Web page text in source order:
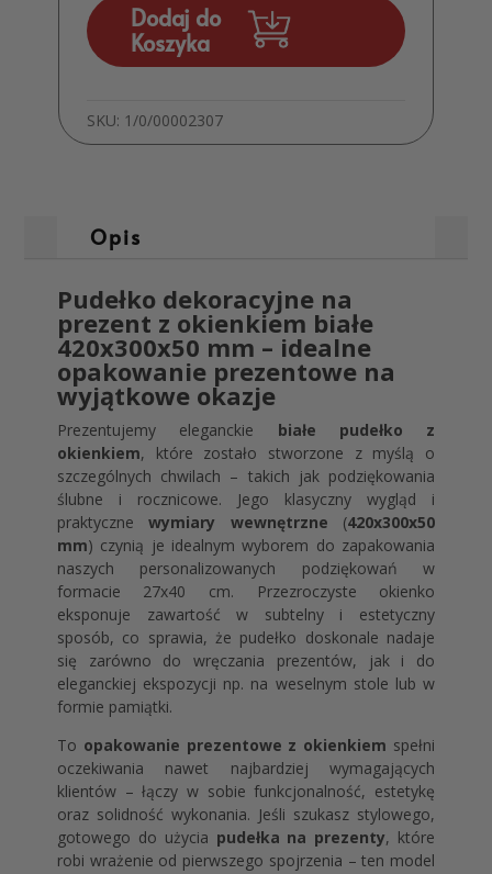
prezent
okienkiem
420x300x50
Dodaj do
Koszyka
SKU: 1/0/00002307
Opis
Pudełko dekoracyjne na
prezent z okienkiem białe
420x300x50 mm – idealne
opakowanie prezentowe na
wyjątkowe okazje
Prezentujemy eleganckie białe pudełko z
okienkiem, które zostało stworzone z myślą o
szczególnych chwilach – takich jak podziękowania
ślubne i rocznicowe. Jego klasyczny wygląd i
praktyczne wymiary wewnętrzne (420x300x50
mm) czynią je idealnym wyborem do zapakowania
naszych personalizowanych podziękowań w
formacie 27x40 cm. Przezroczyste okienko
eksponuje zawartość w subtelny i estetyczny
sposób, co sprawia, że pudełko doskonale nadaje
się zarówno do wręczania prezentów, jak i do
eleganckiej ekspozycji np. na weselnym stole lub w
formie pamiątki.
To opakowanie prezentowe z okienkiem spełni
oczekiwania nawet najbardziej wymagających
klientów – łączy w sobie funkcjonalność, estetykę
oraz solidność wykonania. Jeśli szukasz stylowego,
gotowego do użycia pudełka na prezenty, które
robi wrażenie od pierwszego spojrzenia – ten model